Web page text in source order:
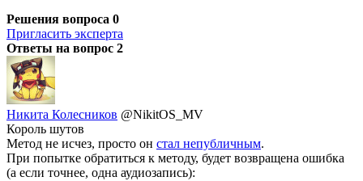
Решения вопроса 0
Пригласить эксперта
Ответы на вопрос 2
Никита Колесников @NikitOS_MV
Король шутов
Метод не исчез, просто он стал непубличным.
При попытке обратиться к методу, будет возвращена ошибка
(а если точнее, одна аудиозапись):